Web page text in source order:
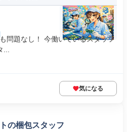
問題なし！ 今働いているスタッフ
気になる
の梱包スタッフ